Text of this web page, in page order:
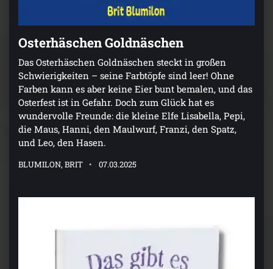
Osterhäschen Goldnäschen
Das Osterhäschen Goldnäschen steckt in großen
Schwierigkeiten – seine Farbtöpfe sind leer! Ohne
Farben kann es aber keine Eier bunt bemalen, und das
Osterfest ist in Gefahr. Doch zum Glück hat es
wundervolle Freunde: die kleine Elfe Lisabella, Pepi,
die Maus, Hanni, den Maulwurf, Franzi, den Spatz,
und Leo, den Hasen.
BLUMILON, BRIT 07.03.2025